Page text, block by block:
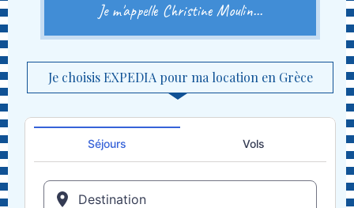
Je m'appelle Christine Moulin...
Je choisis EXPEDIA pour ma location en Grèce